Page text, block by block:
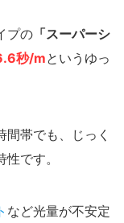
プの 「スーパーシ
秒/mというゆっ
帯でも、じっく
です。
など光量が不安定